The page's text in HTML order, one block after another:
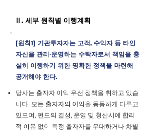
Ⅱ. 세부 원칙별 이행계획
[원칙1] 기관투자자는 고객, 수익자 등 타인
자산을 관리∙운영하는 수탁자로서 책임을 충
실히 이행하기 위한 명확한 정책을 마련해
공개해야 한다.
당사는 출자자 이익 우선 정책을 취하고 있습
니다. 모든 출자자의 이익을 동등하게 다루고
있으며, 펀드의 결성, 운영 및 청산시에 합리
적 이유 없이 특정 출자자를 우대하거나 차별